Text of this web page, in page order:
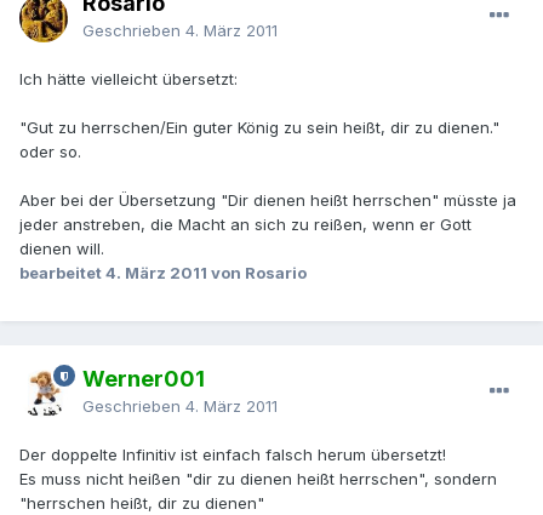
Geschrieben 4. März 2011
Ich hätte vielleicht übersetzt:
"Gut zu herrschen/Ein guter König zu sein heißt, dir zu dienen."
oder so.
Aber bei der Übersetzung "Dir dienen heißt herrschen" müsste ja
jeder anstreben, die Macht an sich zu reißen, wenn er Gott
dienen will.
bearbeitet4. März 2011 von Rosario
Werner001
Geschrieben 4. März 2011
Der doppelte Infinitiv ist einfach falsch herum übersetzt!
Es muss nicht heißen "dir zu dienen heißt herrschen", sondern
"herrschen heißt, dir zu dienen"